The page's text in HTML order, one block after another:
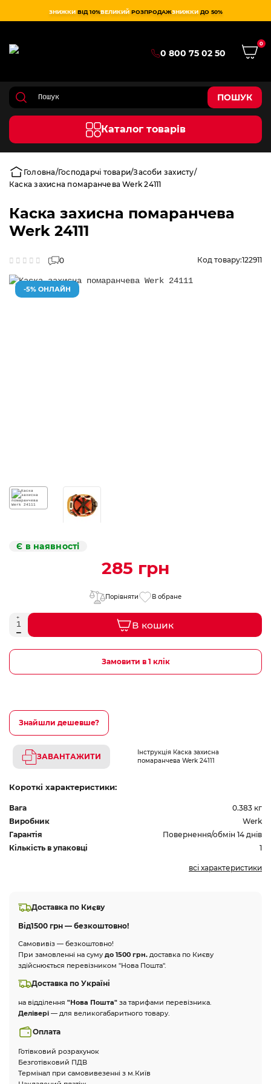
ЗНИЖКИ ВІД 10%ВЕЛИКИЙ РОЗПРОДАЖЗНИЖКИ ДО 50%
0 800 75 02 50
0
ПОШУК
Каталог товарів
Головна Господарчі товари Засоби захисту
Каска захисна помаранчева Werk 24111
Каска захисна помаранчева
Werk 24111
0 Код товару:122911
-5% ОНЛАЙН
Є в наявності
285 грн
Порівняти В обране
В кошик
Замовити в 1 клік
Знайшли дешевше?
ЗАВАНТАЖИТИ
Інструкція Каска захисна
помаранчева Werk 24111
Короткі характеристики:
Вага
0.383 кг
Виробник
Werk
Гарантія
Повернення/обмін 14 днів
Кількість в упаковці
1
всі характеристики
Доставка по Києву
Від1500 грн — безкоштовно!
Самовивіз — безкоштовно!
При замовленні на суму до 1500 грн. доставка по Києву
здійснюється перевізником "Нова Пошта".
Доставка по Україні
на відділення "Нова Пошта" за тарифами перевізника.
Делівері — для великогабаритного товару.
Оплата
Готівковий розрахунок
Безготівковий ПДВ
Термінал при самовивезенні з м.Київ